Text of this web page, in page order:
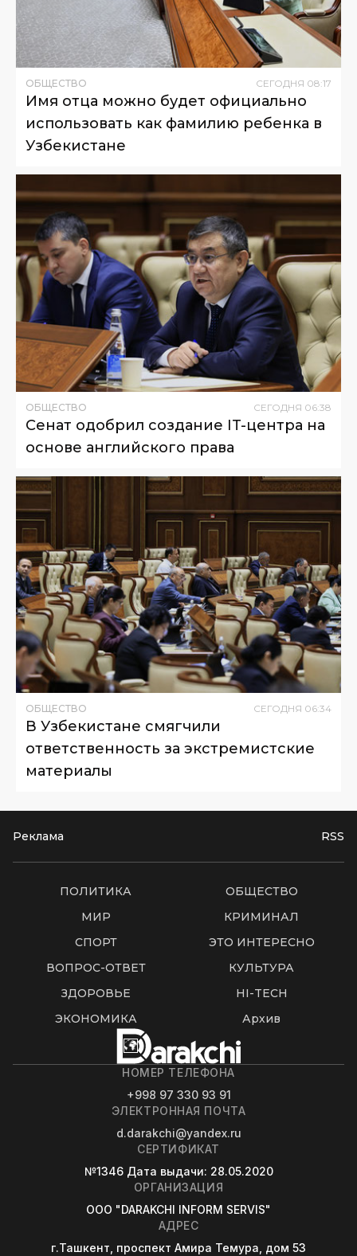
ОБЩЕСТВО СЕГОДНЯ 08:17
Имя отца можно будет официально
использовать как фамилию ребенка в
Узбекистане
ОБЩЕСТВО СЕГОДНЯ 06:38
Сенат одобрил создание IT-центра на
основе английского права
ОБЩЕСТВО СЕГОДНЯ 06:34
В Узбекистане смягчили
ответственность за экстремистские
материалы
Реклама RSS
ПОЛИТИКА
ОБЩЕСТВО
МИР
КРИМИНАЛ
СПОРТ
ЭТО ИНТЕРЕСНО
ВОПРОС-ОТВЕТ
КУЛЬТУРА
ЗДОРОВЬЕ
HI-TECH
ЭКОНОМИКА
Архив
НОМЕР ТЕЛЕФОНА
+998 97 330 93 91
ЭЛЕКТРОННАЯ ПОЧТА
d.darakchi@yandex.ru
СЕРТИФИКАТ
№1346 Дата выдачи: 28.05.2020
ОРГАНИЗАЦИЯ
OOO "DARAKCHI INFORM SERVIS"
АДРЕС
г.Ташкент, проспект Амира Темура, дом 53